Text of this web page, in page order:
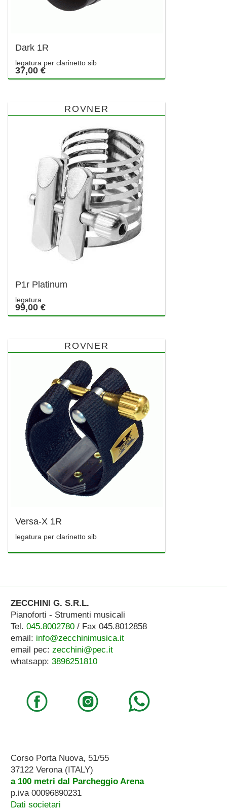
Dark 1R
legatura per clarinetto sib
37,00 €
ROVNER
P1r Platinum
legatura
99,00 €
ROVNER
Versa-X 1R
legatura per clarinetto sib
ZECCHINI G. S.R.L.
Pianoforti - Strumenti musicali
Tel. 045.8002780/ Fax 045.8012858
email: info@zecchinimusica.it
email pec: zecchini@pec.it
whatsapp: 3896251810
Corso Porta Nuova, 51/55
37122 Verona (ITALY)
a 100 metri dal Parcheggio Arena
p.iva 00096890231
Dati societari